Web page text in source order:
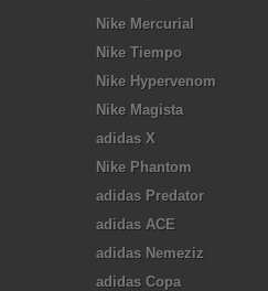
Nike Mercurial
Nike Tiempo
Nike Hypervenom
Nike Magista
adidas X
Nike Phantom
adidas Predator
adidas ACE
adidas Nemeziz
adidas Copa